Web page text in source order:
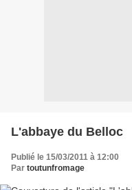
L'abbaye du Belloc
Publié le 15/03/2011 à 12:00
Par toutunfromage